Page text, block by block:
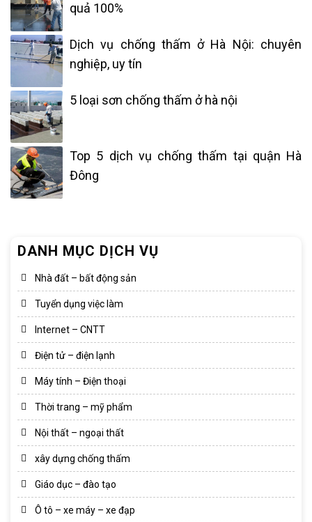
DANH MỤC DỊCH VỤ
Nhà đất – bất động sản
Tuyển dụng việc làm
Internet – CNTT
Điện tử – điện lạnh
Máy tính – Điện thoại
Thời trang – mỹ phẩm
Nội thất – ngoại thất
xây dựng chống thấm
Giáo dục – đào tạo
Ô tô – xe máy – xe đạp
quả 100%
Dịch vụ chống thấm ở Hà Nội: chuyên
nghiệp, uy tín
5 loại sơn chống thấm ở hà nội
Top 5 dịch vụ chống thấm tại quận Hà
Đông